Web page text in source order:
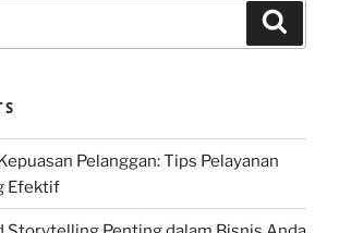
Pelanggan: Tips Pelayanan
Efektif